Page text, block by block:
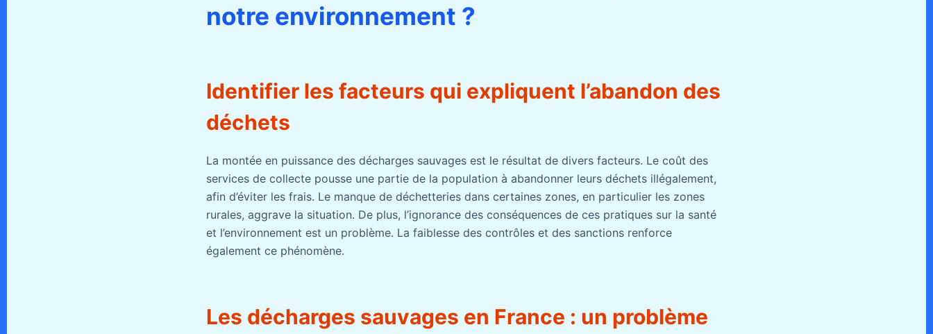
notre environnement ?
Identifier les facteurs qui expliquent l’abandon des
déchets
La montée en puissance des décharges sauvages est le résultat de divers facteurs. Le coût des
services de collecte pousse une partie de la population à abandonner leurs déchets illégalement,
afin d’éviter les frais. Le manque de déchetteries dans certaines zones, en particulier les zones
rurales, aggrave la situation. De plus, l’ignorance des conséquences de ces pratiques sur la santé
et l’environnement est un problème. La faiblesse des contrôles et des sanctions renforce
également ce phénomène.
Les décharges sauvages en France : un problème